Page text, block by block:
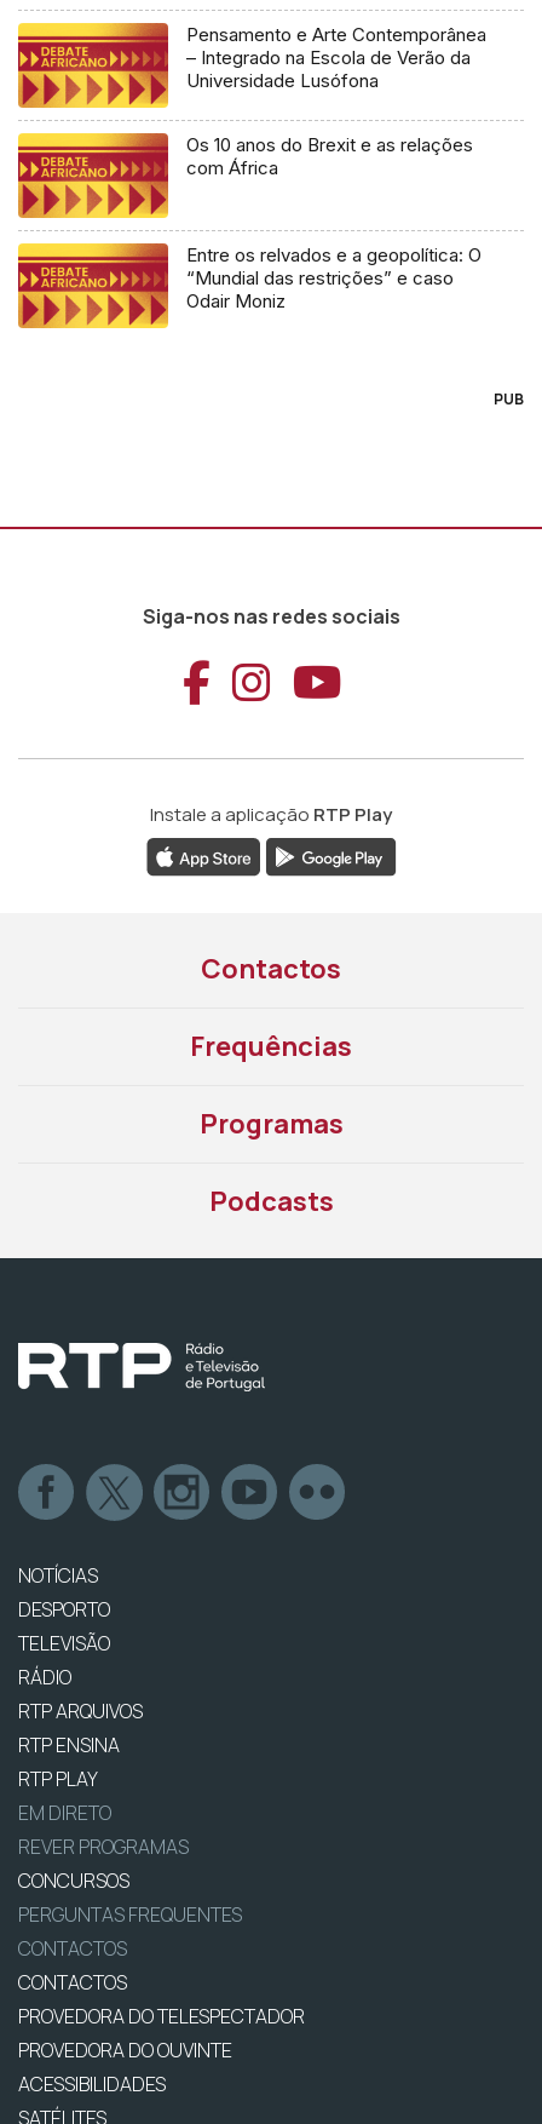
Pensamento e Arte Contemporânea
– Integrado na Escola de Verão da
Universidade Lusófona
Os 10 anos do Brexit e as relações
com África
Entre os relvados e a geopolítica: O
“Mundial das restrições” e caso
Odair Moniz
PUB
Siga-nos nas redes sociais
Aceder ao
Aceder ao
Aceder
Instale a aplicação RTP Play
Contactos
Frequências
Programas
Podcasts
NOTÍCIAS
DESPORTO
TELEVISÃO
RÁDIO
RTP ARQUIVOS
RTP ENSINA
RTP PLAY
EM DIRETO
REVER PROGRAMAS
CONCURSOS
PERGUNTAS FREQUENTES
CONTACTOS
CONTACTOS
PROVEDORA DO TELESPECTADOR
PROVEDORA DO OUVINTE
ACESSIBILIDADES
SATÉLITES